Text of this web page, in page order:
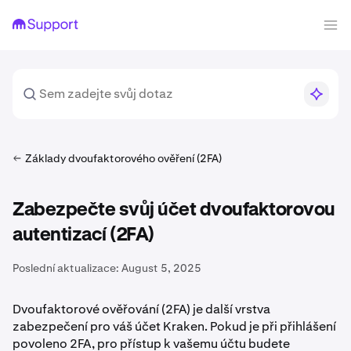
Základy dvoufaktorového ověření (2FA)
Zabezpečte svůj účet dvoufaktorovou
autentizací (2FA)
Poslední aktualizace: August 5, 2025
Dvoufaktorové ověřování (2FA) je další vrstva
zabezpečení pro váš účet Kraken. Pokud je při přihlášení
povoleno 2FA, pro přístup k vašemu účtu budete